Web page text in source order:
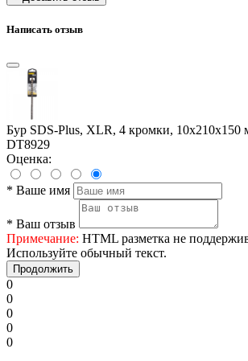
Написать отзыв
Бур SDS-Plus, XLR, 4 кромки, 10x210x150
DT8929
Оценка:
* Ваше имя
* Ваш отзыв
Примечание: HTML разметка не
Используйте обычный текст.
Продолжить
0
0
0
0
0